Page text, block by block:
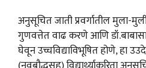
अनुसूचित जाती प्रवर्गातील मुला-
गुणवत्तेत वाढ करणे आणि
घेवून उच्चविद्याविभूषित होणे, हा